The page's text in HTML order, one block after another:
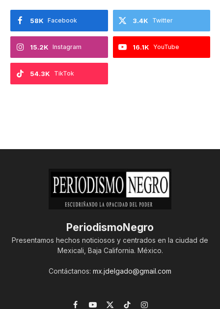
Facebook
58K Twitter
3.4K
Instagram
15.2K YouTube
16.1K
TikTok
54.3K
PeriodismoNegro
Presentamos hechos noticiosos y centrados en la ciudad de
Mexicali, Baja California. México.
Contáctanos: mx.jdelgado@gmail.com